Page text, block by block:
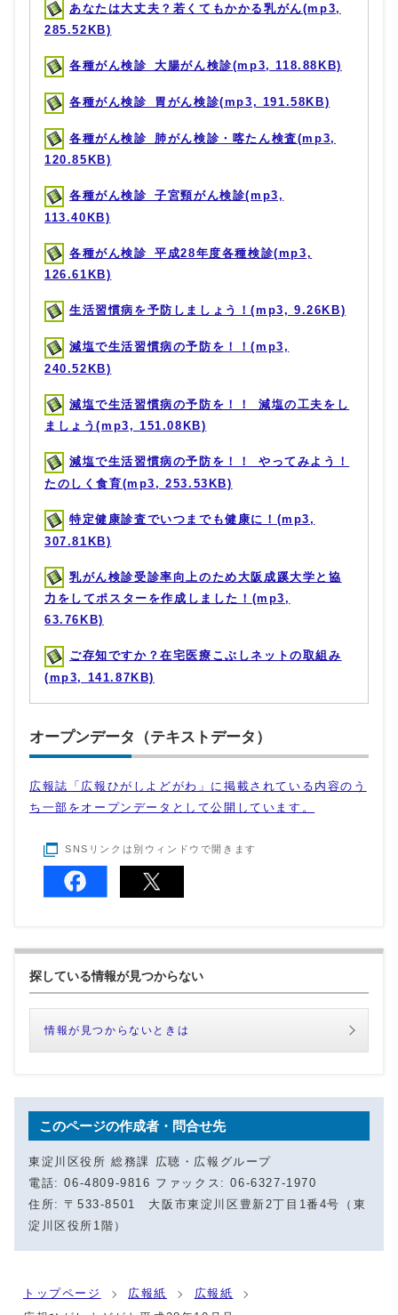
あなたは大丈夫？若くてもかかる乳がん(mp3,
285.52KB)
各種がん検診_大腸がん検診(mp3, 118.88KB)
各種がん検診_胃がん検診(mp3, 191.58KB)
各種がん検診_肺がん検診・喀たん検査(mp3,
120.85KB)
各種がん検診_子宮頸がん検診(mp3,
113.40KB)
各種がん検診_平成28年度各種検診(mp3,
126.61KB)
生活習慣病を予防しましょう！(mp3, 9.26KB)
減塩で生活習慣病の予防を！！(mp3,
240.52KB)
減塩で生活習慣病の予防を！！_減塩の工夫をし
ましょう(mp3, 151.08KB)
減塩で生活習慣病の予防を！！_やってみよう！
たのしく食育(mp3, 253.53KB)
特定健康診査でいつまでも健康に！(mp3,
307.81KB)
乳がん検診受診率向上のため大阪成蹊大学と協
力をしてポスターを作成しました！(mp3,
63.76KB)
ご存知ですか？在宅医療こぶしネットの取組み
(mp3, 141.87KB)
オープンデータ（テキストデータ）
広報誌「広報ひがしよどがわ」に掲載されている内容のう
ち一部をオープンデータとして公開しています。
SNSリンクは別ウィンドウで開きます
探している情報が見つからない
情報が見つからないときは
このページの作成者・問合せ先
東淀川区役所 総務課 広聴・広報グループ
電話: 06-4809-9816 ファックス: 06-6327-1970
住所: 〒533-8501 大阪市東淀川区豊新2丁目1番4号（東
淀川区役所1階）
トップページ 広報紙
広報紙